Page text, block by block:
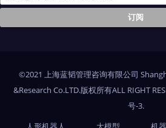
©2021 上海蓝韬管理咨询有限公司
&Research Co.LTD.版权所有ALL RIGHT
号-3.